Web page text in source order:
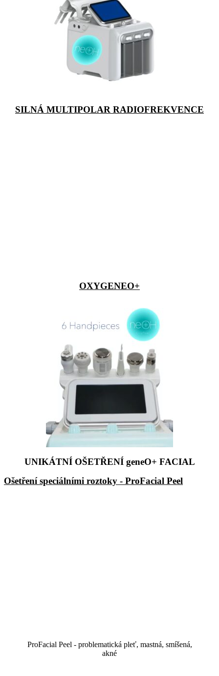
SILNÁ MULTIPOLAR RADIOFREKVENCE
OXYGENEO+
UNIKÁTNÍ OŠETŘENÍ geneO+ FACIAL
Ošetření speciálními roztoky - ProFacial Peel
ProFacial Peel - problematická pleť, mastná, smíšená,
akné